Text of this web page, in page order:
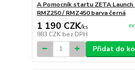
A Pomocník startu ZETA
RMZ250 / RMZ450 barva černá
1 190 CZK/ks
983 CZK bez DPH
Přidat do